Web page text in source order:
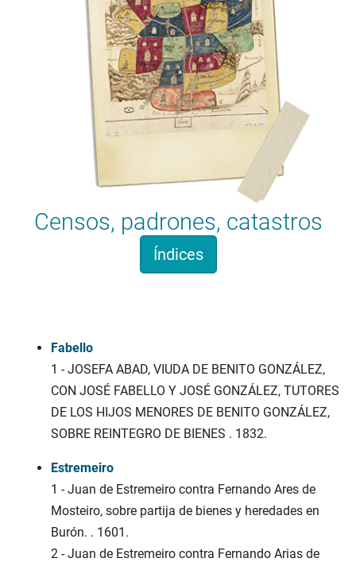
Censos, padrones, catastros
Índices
Fabello
1 - JOSEFA ABAD, VIUDA DE BENITO GONZÁLEZ,
CON JOSÉ FABELLO Y JOSÉ GONZÁLEZ, TUTORES
DE LOS HIJOS MENORES DE BENITO GONZÁLEZ,
SOBRE REINTEGRO DE BIENES . 1832.
Estremeiro
1 - Juan de Estremeiro contra Fernando Ares de
Mosteiro, sobre partija de bienes y heredades en
Burón. . 1601.
2 - Juan de Estremeiro contra Fernando Arias de